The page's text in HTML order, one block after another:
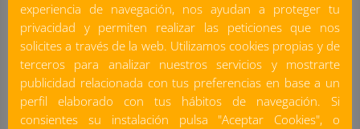
experiencia de navegación, nos ayudan a proteger tu
privacidad y permiten realizar las peticiones que nos
solicites a través de la web. Utilizamos cookies propias y de
terceros para analizar nuestros servicios y mostrarte
publicidad relacionada con tus preferencias en base a un
perfil elaborado con tus hábitos de navegación. Si
consientes su instalación pulsa "Aceptar Cookies", o